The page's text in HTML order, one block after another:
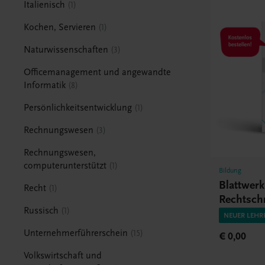
Italienisch 1
Kochen, Servieren 1
Naturwissenschaften 3
Officemanagement und angewandte
Informatik 8
Persönlichkeitsentwicklung 1
Rechnungswesen 3
Rechnungswesen,
computerunterstützt 1
Recht 1
Russisch 1
Unternehmerführerschein 15
Volkswirtschaft und
Bildung
HAK/
NEUER
€ 0,00